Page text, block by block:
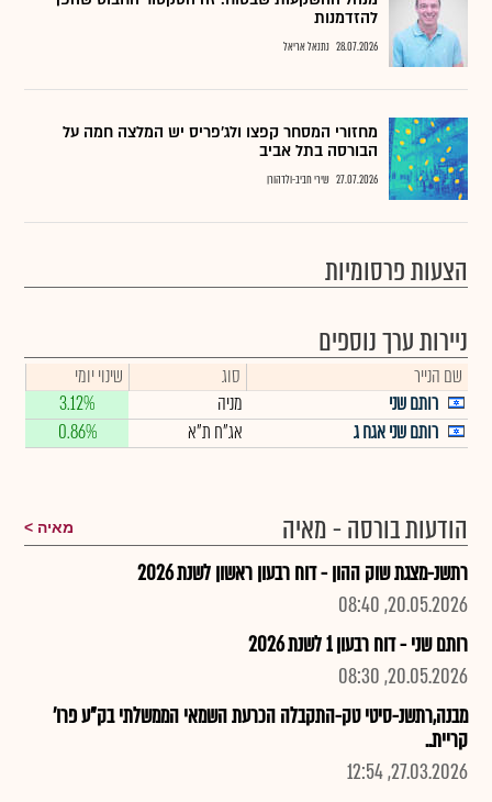
להזדמנות
28.07.2026 נתנאל אריאל
מחזורי המסחר קפצו ולג'פריס יש המלצה חמה על
הבורסה בתל אביב
27.07.2026 שירי חביב-ולדהורן
הצעות פרסומיות
ניירות ערך נוספים
שם הנייר סוג
שינוי יומי
רותם שני
מניה
3.12%
רותם שני אגח ג
אג"ח ת"א 0.86%
הודעות בורסה - מאיה מאיה
רתשנ-מצגת שוק ההון - דוח רבעון ראשון לשנת 2026
20.05.2026, 08:40
רותם שני - דוח רבעון 1 לשנת 2026
20.05.2026, 08:30
מבנה,רתשנ-סיטי טק-התקבלה הכרעת השמאי הממשלתי בק"ע פרו'
קריית..
27.03.2026, 12:54